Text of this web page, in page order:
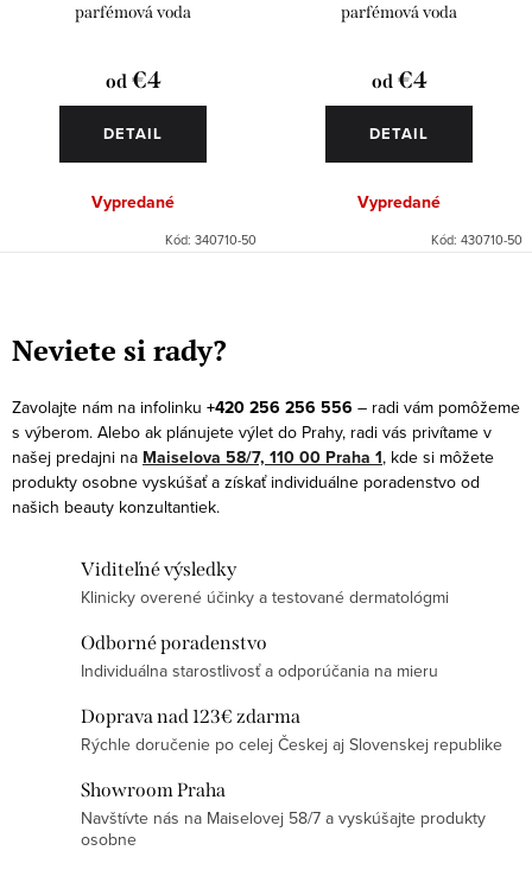
parfémová voda
od €4
DETAIL
Vypredané
Kód: 340710-50
parfémová voda
od €4
DETAIL
Vypredané
Kód: 430710-50
v
l
á
d
a
c
i
Neviete si rady?
Zavolajte nám na infolinku +420 256 256 556 – radi vám pomôžeme
s výberom. Alebo ak plánujete výlet do Prahy, radi vás privítame v
našej predajni na Maiselova 58/7, 110 00 Praha 1, kde si môžete
produkty osobne vyskúšať a získať individuálne poradenstvo od
našich beauty konzultantiek.
Viditeľné výsledky
Klinicky overené účinky a testované dermatológmi
Odborné poradenstvo
Individuálna starostlivosť a odporúčania na mieru
Doprava nad 123€ zdarma
Rýchle doručenie po celej Českej aj Slovenskej republike
Showroom Praha
Navštívte nás na Maiselovej 58/7 a vyskúšajte produkty
osobne